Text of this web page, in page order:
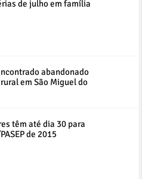
de julho em família
abandonado
em São Miguel do
têm até dia 30 para
de 2015